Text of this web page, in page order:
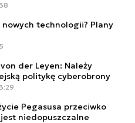
nowych technologii? Plany
der Leyen: Należy
politykę cyberobrony
Pegasusa przeciwko
niedopuszczalne